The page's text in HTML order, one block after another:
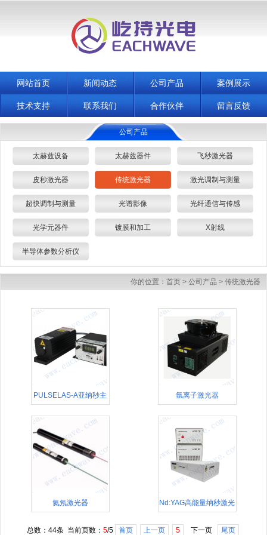
网站首页 新闻动态 公司产品 案例展示
技术支持 联系我们 合作伙伴 留言反馈
公司产品
太赫兹设备 太赫兹器件 飞秒激光器
皮秒激光器 传统激光器 激光调制与测量
超快调制与测量 光谱影像 光纤通信与传感
光学元器件 镀膜和加工 X射线
半导体参数分析仪
你的位置： 首页 > 公司产品 > 传统激光器
PULSELAS-A亚纳秒主 氩离子激光器
氦氖激光器 Nd:YAG高能量纳秒激光
总数：44条 当前页数： 5/5 首页 上一页 5 下一页 尾页